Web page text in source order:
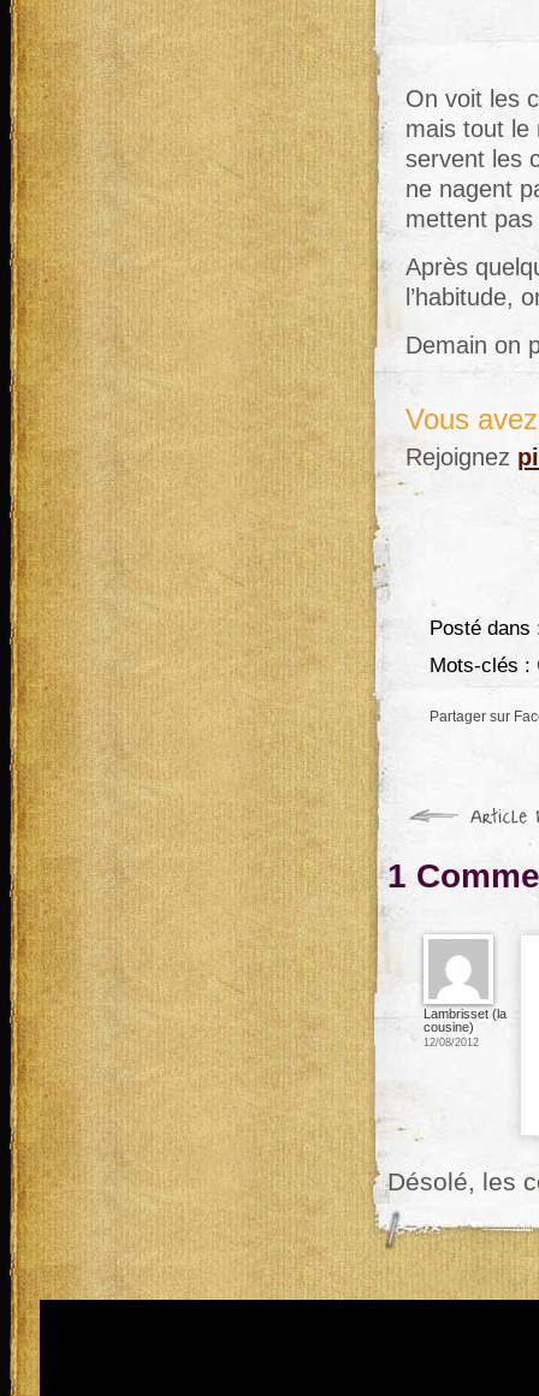
On voit les
mais tout le
servent les
ne nagent
mettent
Après
l’habitude,
Demain on
Vous
Rejoignez
Posté
Mots-clés :
Partager sur
1
Lambrisset (la
cousine)
12/08/2012
Désolé, les